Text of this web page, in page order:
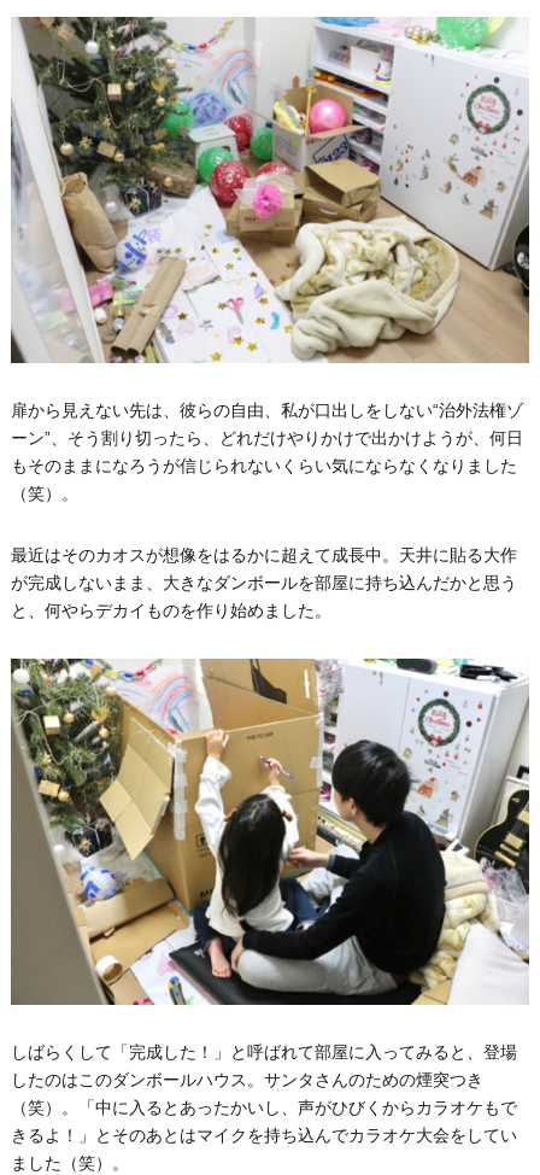
扉から見えない先は、彼らの自由、私が口出しをしない“治外法権ゾ
ーン”、そう割り切ったら、どれだけやりかけで出かけようが、何日
もそのままになろうが信じられないくらい気にならなくなりました
（笑）。
最近はそのカオスが想像をはるかに超えて成長中。天井に貼る大作
が完成しないまま、大きなダンボールを部屋に持ち込んだかと思う
と、何やらデカイものを作り始めました。
しばらくして「完成した！」と呼ばれて部屋に入ってみると、登場
したのはこのダンボールハウス。サンタさんのための煙突つき
（笑）。「中に入るとあったかいし、声がひびくからカラオケもで
きるよ！」とそのあとはマイクを持ち込んでカラオケ大会をしてい
ました（笑）。